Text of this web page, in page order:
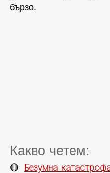
бързо.
Какво четем:
🔴 Безумна